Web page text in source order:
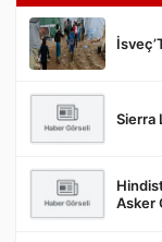
Gönder Sierra
Asker